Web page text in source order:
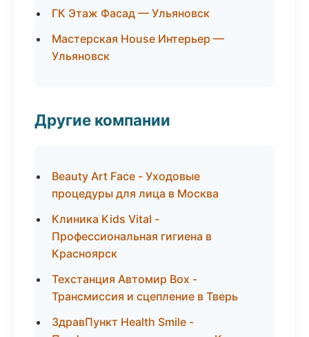
ГК Этаж Фасад — Ульяновск
Мастерская House Интерьер —
Ульяновск
Другие компании
Beauty Art Face - Уходовые
процедуры для лица в Москва
Клиника Kids Vital -
Профессиональная гигиена в
Красноярск
Техстанция Автомир Box -
Трансмиссия и сцепление в Тверь
ЗдравПункт Health Smile -